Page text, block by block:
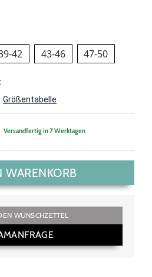
42 43-46 47-50
Größentabelle
Versandfertig in 7 Werktagen
WARENKORB
WUNSCHZETTEL